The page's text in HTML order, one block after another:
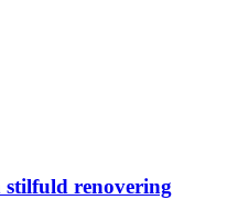
renovering